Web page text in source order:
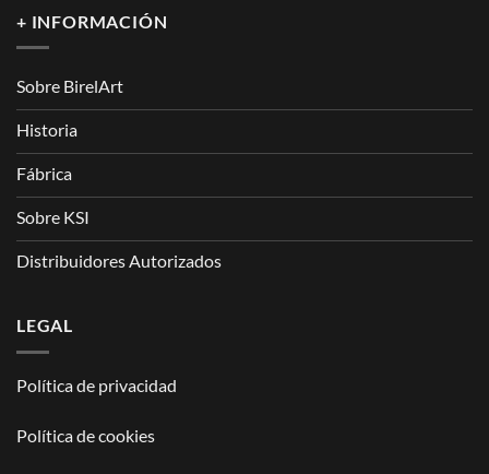
+ INFORMACIÓN
Sobre BirelArt
Historia
Fábrica
Sobre KSI
Distribuidores Autorizados
LEGAL
Política de privacidad
Política de cookies